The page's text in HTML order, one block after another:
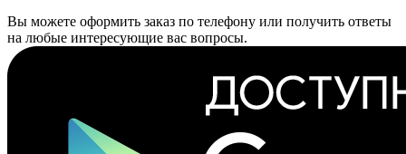
Вы можете оформить заказ по телефону или получить ответы
на любые интересующие вас вопросы.